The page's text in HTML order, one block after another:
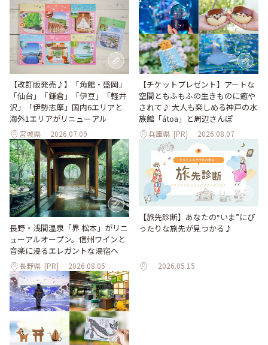
【改訂版発売♪】「角館・盛岡」
「仙台」「鎌倉」「伊豆」「軽井
沢」「伊勢志摩」国内6エリアと
海外1エリアがリニューアル
宮城県 2026.07.09
【チケットプレゼント】アートな
空間ともふもふの生きものに癒や
されて♪ 大人も楽しめる神戸の水
族館「átoa」と周辺さんぽ
兵庫県 [PR] 2026.08.07
長野・浅間温泉「界 松本」がリニ
ューアルオープン。信州ワインと
音楽に浸るエレガントな湯宿へ
長野県 [PR] 2026.08.05
【旅先診断】あなたの“いま”にぴ
ったりな旅先が見つかる♪
2026.05.15